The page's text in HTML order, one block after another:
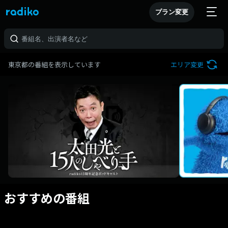
プラン変更
東京都の番組を表示しています エリア変更
おすすめの番組